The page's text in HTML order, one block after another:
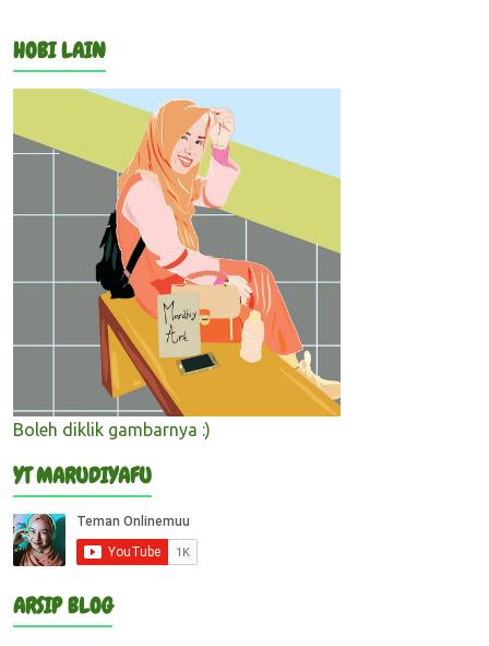
HOBI LAIN
Boleh diklik gambarnya :)
YT MARUDIYAFU
ARSIP BLOG